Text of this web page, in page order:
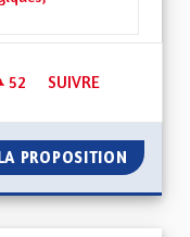
52 52 ABONNÉS
SUIVRE
PROPOSITION LA